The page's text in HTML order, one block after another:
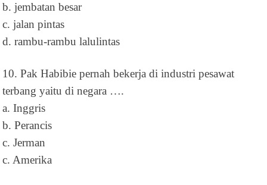
b. jembatan besar
c. jalan pintas
d. rambu-rambu lalulintas
10. Pak Habibie pernah bekerja di industri pesawat
terbang yaitu di negara ….
a. Inggris
b. Perancis
c. Jerman
c. Amerika